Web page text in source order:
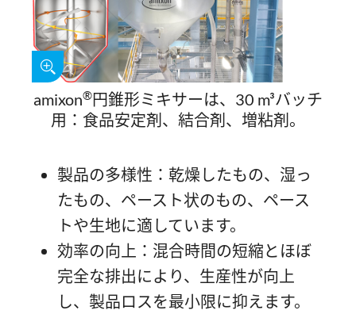
amixon®円錐形ミキサーは、30 m³バッチ
用：食品安定剤、結合剤、増粘剤。
製品の多様性：乾燥したもの、湿っ
たもの、ペースト状のもの、ペース
トや生地に適しています。
効率の向上：混合時間の短縮とほぼ
完全な排出により、生産性が向上
し、製品ロスを最小限に抑えます。